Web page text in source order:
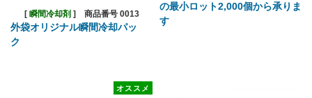
[ 瞬間冷却剤 ] 商品番号 0013
外袋オリジナル瞬間冷却パッ
ク
の最小ロット2,000個から承りま
す
オススメ